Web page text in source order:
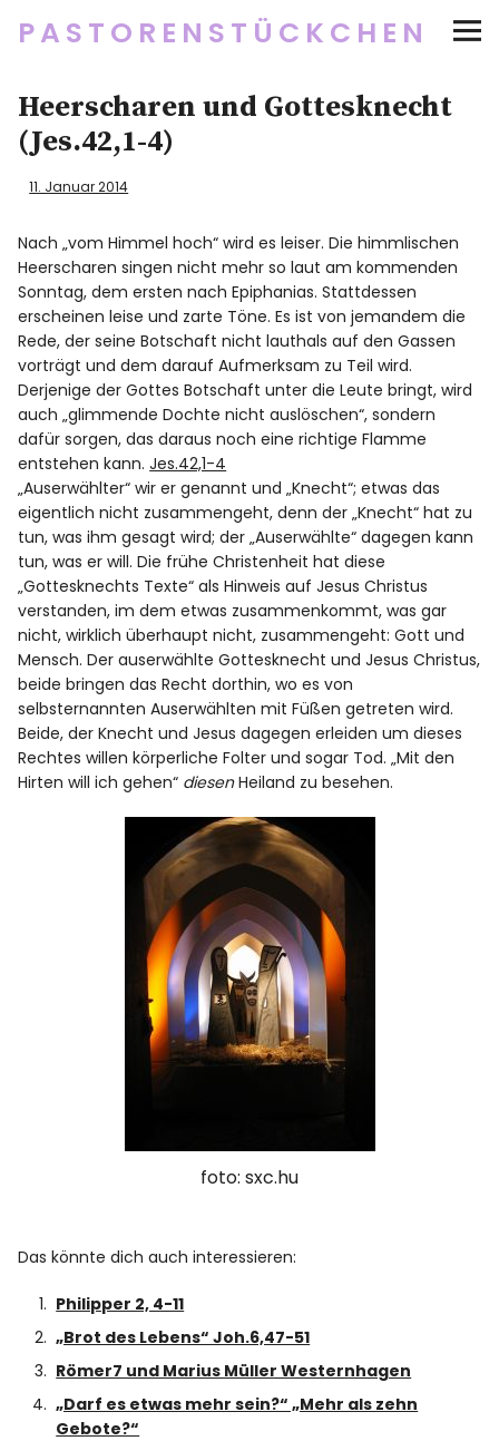
PASTORENSTÜCKCHEN
Startseite
Über
Newsletter
Impressum/Datenschutz
TwitterRSS InstagramFacebookpinterest
flickr500px
Spotify
Heerscharen und Gottesknecht
(Jes.42,1-4)
11. Januar 2014
Nach „vom Himmel hoch“ wird es leiser. Die himmlischen
Heerscharen singen nicht mehr so laut am kommenden
Sonntag, dem ersten nach Epiphanias. Stattdessen
erscheinen leise und zarte Töne. Es ist von jemandem die
Rede, der seine Botschaft nicht lauthals auf den Gassen
vorträgt und dem darauf Aufmerksam zu Teil wird.
Derjenige der Gottes Botschaft unter die Leute bringt, wird
auch „glimmende Dochte nicht auslöschen“, sondern
dafür sorgen, das daraus noch eine richtige Flamme
entstehen kann.Jes.42,1-4
„Auserwählter“ wir er genannt und „Knecht“; etwas das
eigentlich nicht zusammengeht, denn der „Knecht“ hat zu
tun, was ihm gesagt wird; der „Auserwählte“ dagegen kann
tun, was er will. Die frühe Christenheit hat diese
„Gottesknechts Texte“ als Hinweis auf Jesus Christus
verstanden, im dem etwas zusammenkommt, was gar
nicht, wirklich überhaupt nicht, zusammengeht: Gott und
Mensch. Der auserwählte Gottesknecht und Jesus Christus,
beide bringen das Recht dorthin, wo es von
selbsternannten Auserwählten mit Füßen getreten wird.
Beide, der Knecht und Jesus dagegen erleiden um dieses
Rechtes willen körperliche Folter und sogar Tod. „Mit den
Hirten will ich gehen“ diesenHeiland zu besehen.
foto: sxc.hu
Das könnte dich auch interessieren:
Philipper 2, 4-11
„Brot des Lebens“ Joh.6,47-51
Römer7 und Marius Müller Westernhagen
„Darf es etwas mehr sein?“ „Mehr als zehn
Gebote?“